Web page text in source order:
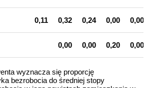
0,11 0,32 0,24 0,00 0,00
0,00 0,00 0,20 0,00
wyznacza się proporcję
bezrobocia do średniej stopy